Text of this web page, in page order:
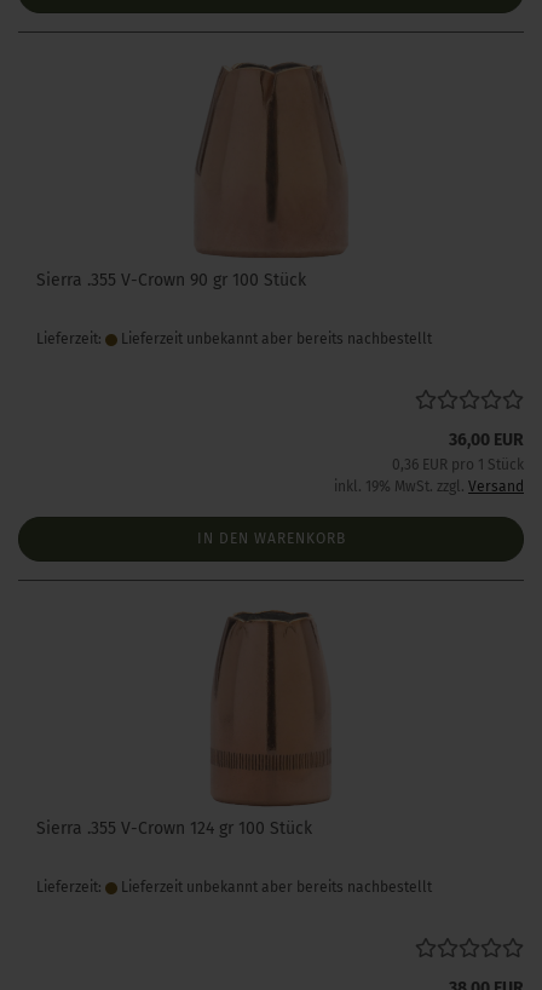
Sierra .355 V-Crown 90 gr 100 Stück
Lieferzeit: Lieferzeit unbekannt aber bereits nachbestellt
36,00 EUR
0,36 EUR pro 1 Stück
inkl. 19% MwSt. zzgl. Versand
IN DEN WARENKORB
Sierra .355 V-Crown 124 gr 100 Stück
Lieferzeit: Lieferzeit unbekannt aber bereits nachbestellt